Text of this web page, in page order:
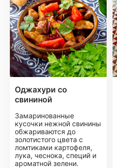
Оджахури со
свининой
Замаринованные
кусочки нежной свинины
обжариваются до
золотистого цвета с
ломтиками картофеля,
лука, чеснока, специй и
ароматной зелени.